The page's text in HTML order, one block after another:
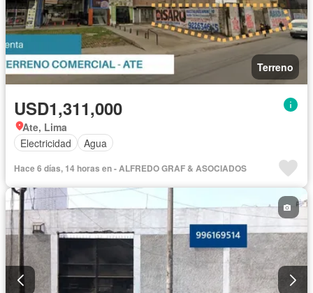
Terreno
USD1,311,000
Ate, Lima
Electricidad
Agua
Hace 6 días, 14 horas en - ALFREDO GRAF & ASOCIADOS